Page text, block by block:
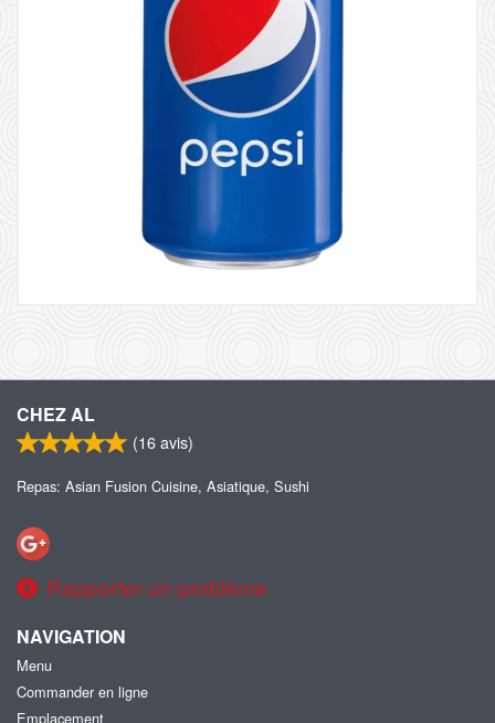
CHEZ AL
(16avis)
Repas: Asian Fusion Cuisine, Asiatique, Sushi
Rapporter un problème
NAVIGATION
Menu
Commander en ligne
Emplacement